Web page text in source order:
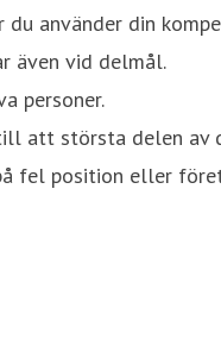
använder din
även vid delmål.
personer.
att största delen av
fel position eller